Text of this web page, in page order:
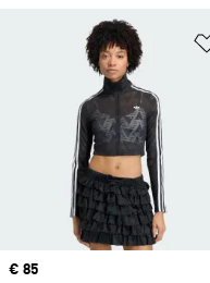
Price
€ 85